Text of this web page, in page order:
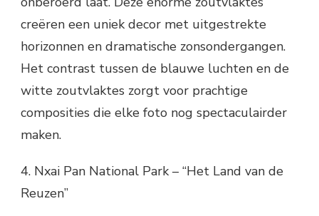
creëren een uniek decor met uitgestrekte
horizonnen en dramatische zonsondergangen.
Het contrast tussen de blauwe luchten en de
witte zoutvlaktes zorgt voor prachtige
composities die elke foto nog spectaculairder
maken.
4. Nxai Pan National Park – “Het Land van de
Reuzen”